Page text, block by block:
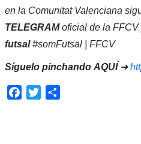
en la Comunitat Valenciana
TELEGRAMoficial de la FFCV
futsal#somFutsal | FFCV
Síguelo pinchando AQUÍ➜
Facebook
Twitter